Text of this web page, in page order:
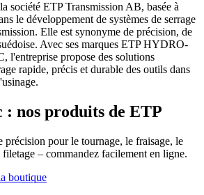
société ETP Transmission AB, basée à
le développement de systèmes de serrage
Elle est synonyme de précision, de
Avec ses marques ETP HYDRO-
l'entreprise propose des solutions
rapide, précis et durable des outils dans
: nos produits de ETP
précision pour le tournage, le fraisage, le
filetage – commandez facilement en ligne.
boutique